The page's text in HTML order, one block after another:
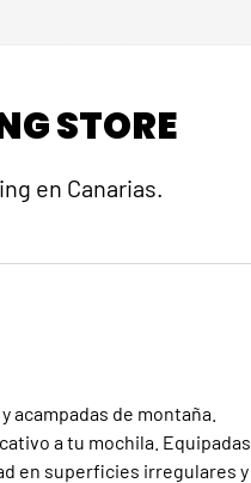
STORE
en Canarias.
acampadas de montaña.
a tu mochila. Equipadas
en superficies irregulares y